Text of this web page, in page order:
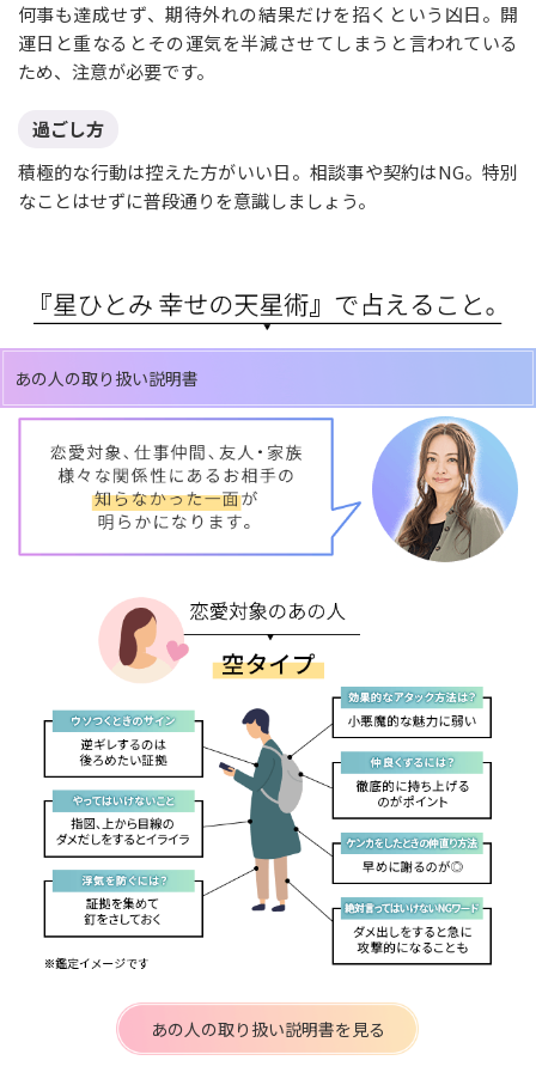
何事も達成せず、期待外れの結果だけを招くという凶日。開
運日と重なるとその運気を半減させてしまうと言われている
ため、注意が必要です。
過ごし方
積極的な行動は控えた方がいい日。相談事や契約はNG。特別
なことはせずに普段通りを意識しましょう。
あの人の取り扱い説明書
あの人の取り扱い説明書を見る